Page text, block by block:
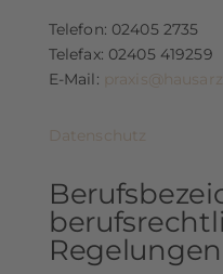
Telefon: 02405 2735
Telefax: 02405 419259
E-Mail:
Datenschutz
Regelungen